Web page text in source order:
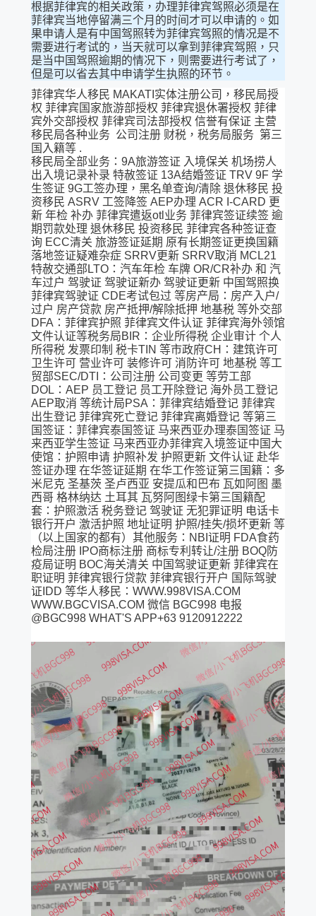
根据菲律宾的相关政策，办理菲律宾驾照必须是在
菲律宾当地停留满三个月的时间才可以申请的。如
果申请人是有中国驾照转为菲律宾驾照的情况是不
需要进行考试的，当天就可以拿到菲律宾驾照，只
是当中国驾照逾期的情况下，则需要进行考试了，
但是可以省去其中申请学生执照的环节。
菲律宾华人移民 MAKATI实体注册公司，移民局授
权 菲律宾国家旅游部授权 菲律宾退休署授权 菲律
宾外交部授权 菲律宾司法部授权 信誉有保证 主营
移民局各种业务 公司注册 财税，税务局服务 第三
国入籍等 .
移民局全部业务：9A旅游签证 入境保关 机场捞人
出入境记录补录 特赦签证 13A结婚签证 TRV 9F 学
生签证 9G工签办理，黑名单查询/清除 退休移民 投
资移民 ASRV 工签降签 AEP办理 ACR I-CARD 更
新 年检 补办 菲律宾遣返otl业务 菲律宾签证续签 逾
期罚款处理 退休移民 投资移民 菲律宾各种签证查
询 ECC清关 旅游签证延期 原有长期签证更换国籍
落地签证疑难杂症 SRRV更新 SRRV取消 MCL21
特赦交通部LTO：汽车年检 车牌 OR/CR补办 和 汽
车过户 驾驶证 驾驶证新办 驾驶证更新 中国驾照换
菲律宾驾驶证 CDE考试包过 等房产局：房产入户/
过户 房产贷款 房产抵押/解除抵押 地基税 等外交部
DFA：菲律宾护照 菲律宾文件认证 菲律宾海外领馆
文件认证等税务局BIR：企业所得税 企业审计 个人
所得税 发票印制 税卡TIN 等市政府CH：建筑许可
卫生许可 营业许可 装修许可 消防许可 地基税 等工
贸部SEC/DTI：公司注册 公司变更 等劳工部
DOL：AEP 员工登记 员工开除登记 海外员工登记
AEP取消 等统计局PSA：菲律宾结婚登记 菲律宾
出生登记 菲律宾死亡登记 菲律宾离婚登记 等第三
国签证：菲律宾泰国签证 马来西亚办理泰国签证 马
来西亚学生签证 马来西亚办菲律宾入境签证中国大
使馆：护照申请 护照补发 护照更新 文件认证 赴华
签证办理 在华签证延期 在华工作签证第三国籍：多
米尼克 圣基茨 圣卢西亚 安提瓜和巴布 瓦如阿图 墨
西哥 格林纳达 土耳其 瓦努阿图绿卡第三国籍配
套：护照激活 税务登记 驾驶证 无犯罪证明 电话卡
银行开户 激活护照 地址证明 护照/挂失/损坏更新 等
（以上国家的都有）其他服务：NBI证明 FDA食药
检局注册 IPO商标注册 商标专利转让/注册 BOQ防
疫局证明 BOC海关清关 中国驾驶证更新 菲律宾在
职证明 菲律宾银行贷款 菲律宾银行开户 国际驾驶
证IDD 等华人移民：WWW.998VISA.COM
WWW.BGCVISA.COM 微信 BGC998 电报
@BGC998 WHAT'S APP+63 9120912222